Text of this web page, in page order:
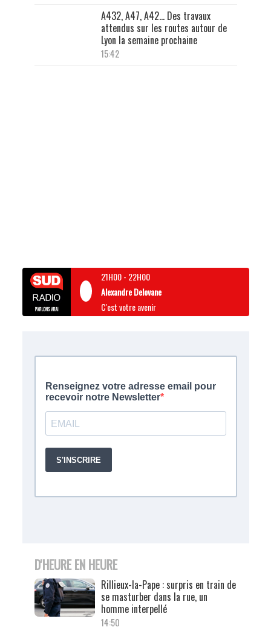
A432, A47, A42… Des travaux
attendus sur les routes autour de
Lyon la semaine prochaine
15:42
21H00- 22H00
Alexandre Delovane
C'est votre avenir
D'HEURE EN HEURE
Rillieux-la-Pape : surpris en train de
se masturber dans la rue, un
homme interpellé
14:50